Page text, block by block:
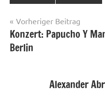
Beitragsnavigation
Vorheriger Beitrag
Konzert: Papucho Y
Berlin
Alexander